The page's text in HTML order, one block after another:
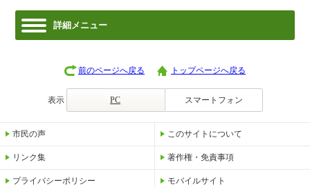
詳細メニュー
前のページへ戻る トップページへ戻る
表示 PC スマートフォン
市民の声 このサイトについて
リンク集 著作権・免責事項
プライバシーポリシー モバイルサイト